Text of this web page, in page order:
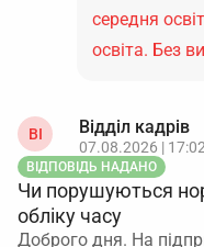
середня
освіта. Без
ВІ Відділ кадрів
07.08.2026 | 17:02
ВІДПОВІДЬ НАДАНО
Чи порушуються
обліку часу
Доброго дня. На